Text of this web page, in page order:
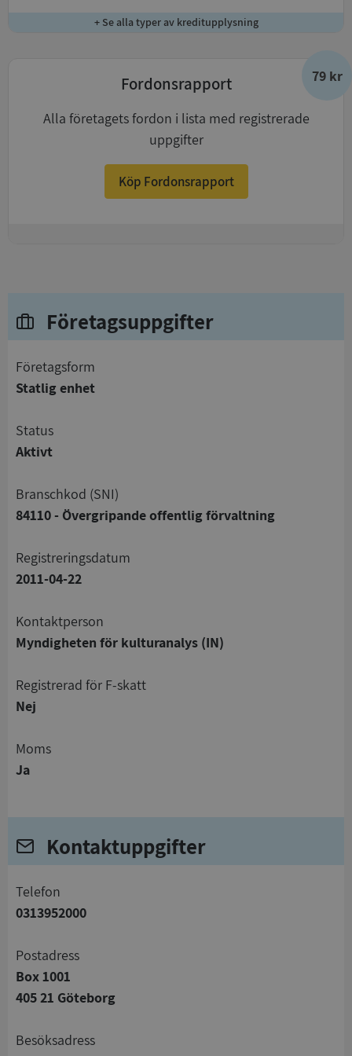
+ Se alla typer av kreditupplysning
79 kr
Fordonsrapport
Alla företagets fordon i lista med registrerade
uppgifter
Köp Fordonsrapport
Företagsuppgifter
företagsform
Statlig enhet
status
Aktivt
branschkod (SNI)
84110 - Övergripande offentlig förvaltning
registreringsdatum
2011-04-22
Kontaktperson
Myndigheten för kulturanalys (IN)
registrerad för F-skatt
Nej
Moms
Ja
Kontaktuppgifter
telefon
0313952000
Postadress
Box 1001
405 21 Göteborg
Besöksadress